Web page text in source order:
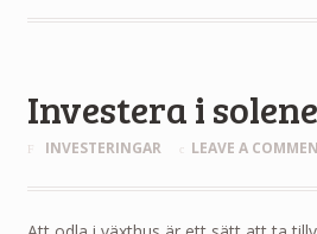
Investera i
INVESTERINGAR LEAVE A